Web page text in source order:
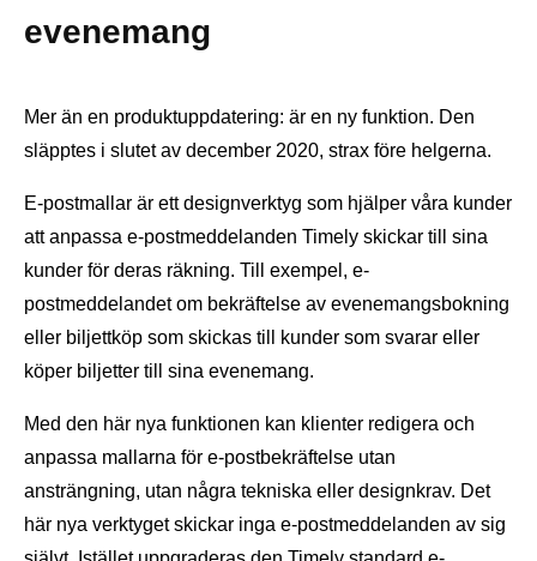
evenemang
Mer än en produktuppdatering: är en ny funktion. Den
släpptes i slutet av december 2020, strax före helgerna.
E-postmallar är ett designverktyg som hjälper våra kunder
att anpassa e-postmeddelanden Timely skickar till sina
kunder för deras räkning. Till exempel, e-
postmeddelandet om bekräftelse av evenemangsbokning
eller biljettköp som skickas till kunder som svarar eller
köper biljetter till sina evenemang.
Med den här nya funktionen kan klienter redigera och
anpassa mallarna för e-postbekräftelse utan
ansträngning, utan några tekniska eller designkrav. Det
här nya verktyget skickar inga e-postmeddelanden av sig